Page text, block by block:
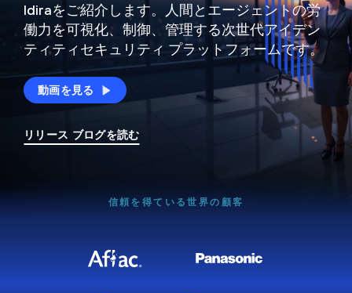
Idiraをご紹介します。人間とエージェントの労
働力を可視化、制御、 管理する次世代アイデン
ティティセキュリティ プラットフォームです。
動画を見る
リリース ブログを読む
信頼を得ている世界の顧客